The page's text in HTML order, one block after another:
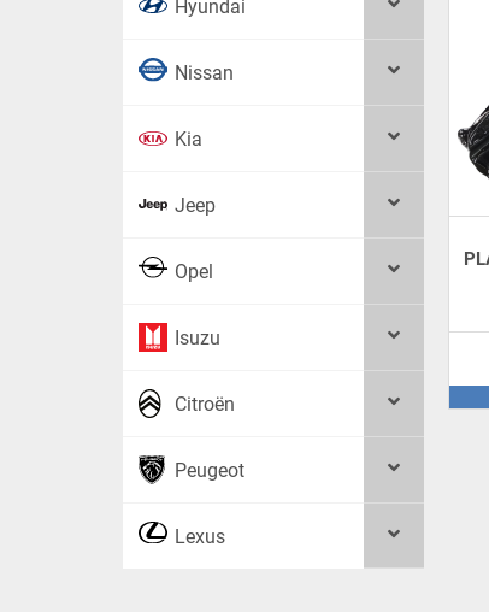
Hyundai
Nissan
Kia
Jeep
Opel
Isuzu
Citroën
Peugeot
Lexus